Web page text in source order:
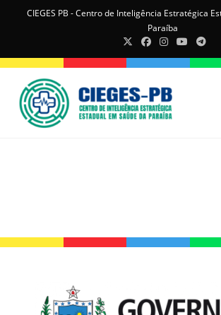
CIEGES PB - Centro de Inteligência Estratégica
Paraíba